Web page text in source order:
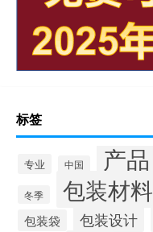
标签
专业 中国 产品
冬季 包装材料
包装袋 包装设计